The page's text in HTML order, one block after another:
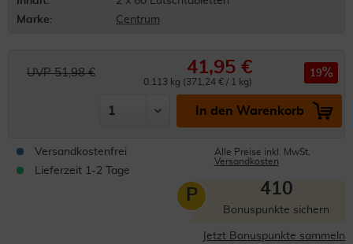
Marke:
Centrum
UVP 51,98 € 41,95 €
0.113 kg (371,24 € / 1 kg)
19
In den Warenkorb
Versandkostenfrei
Lieferzeit 1-2 Tage
Alle Preise inkl. MwSt.
Versandkosten
P 410
Bonuspunkte sichern
Jetzt Bonuspunkte sammeln